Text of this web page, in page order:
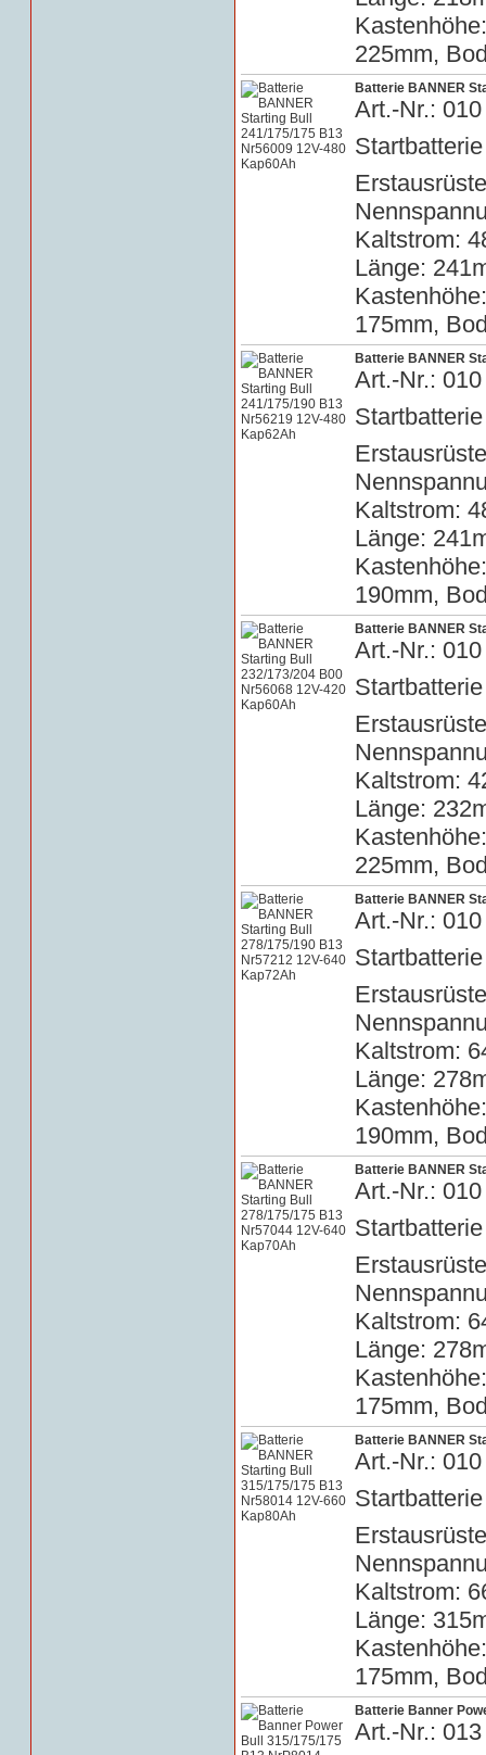
225mm,
Batterie BANNER
Art.-Nr.:
Kaltstrom:
Länge:
175mm,
Batterie BANNER
Art.-Nr.:
Kaltstrom:
Länge:
190mm,
Batterie BANNER
Art.-Nr.:
Kaltstrom:
Länge:
225mm,
Batterie BANNER
Art.-Nr.:
Kaltstrom:
Länge:
190mm,
Batterie BANNER
Art.-Nr.:
Kaltstrom:
Länge:
175mm,
Batterie BANNER
Art.-Nr.:
Kaltstrom:
Länge:
175mm,
Batterie Banner
Art.-Nr.: